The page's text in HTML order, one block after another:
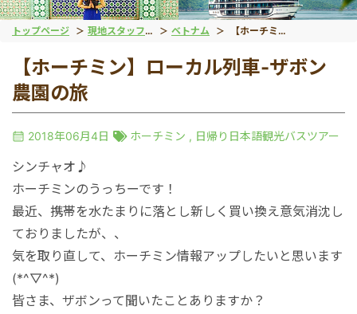
トップページ 現地スタッフブログ ベトナム 【ホーチミン】ローカル列車-ザボン農園の旅
【ホーチミン】ローカル列車-ザボン
農園の旅
2018年06月4日 ホーチミン , 日帰り日本語観光バスツアー
シンチャオ♪
ホーチミンのうっちーです！
最近、携帯を水たまりに落とし新しく買い換え意気消沈し
ておりましたが、、
気を取り直して、ホーチミン情報アップしたいと思います
(*^▽^*)
皆さま、ザボンって聞いたことありますか？
ドネシア
ーシア
ガポール
ボジア